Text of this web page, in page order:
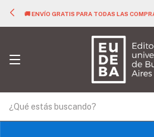
🚚 ENVÍO GRATIS PARA TODAS LAS